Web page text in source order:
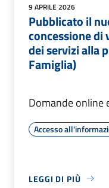
9 APRILE 2026
Pubblicato il
concessione di
dei servizi alla
Famiglia)
Domande online
Accesso
LEGGI DI PIÙ